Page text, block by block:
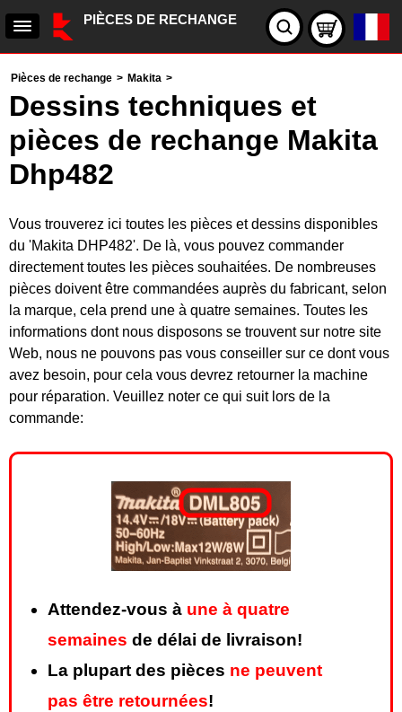
PIÈCES DE RECHANGE
Pièces de rechange > Makita >
Dessins techniques et
pièces de rechange Makita
Dhp482
Vous trouverez ici toutes les pièces et dessins disponibles
du 'Makita DHP482'. De là, vous pouvez commander
directement toutes les pièces souhaitées. De nombreuses
pièces doivent être commandées auprès du fabricant, selon
la marque, cela prend une à quatre semaines. Toutes les
informations dont nous disposons se trouvent sur notre site
Web, nous ne pouvons pas vous conseiller sur ce dont vous
avez besoin, pour cela vous devrez retourner la machine
pour réparation. Veuillez noter ce qui suit lors de la
commande:
Attendez-vous à une à quatre
semaines de délai de livraison!
La plupart des pièces ne peuvent
pas être retournées!